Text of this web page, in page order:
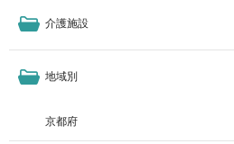
介護施設
地域別
京都府